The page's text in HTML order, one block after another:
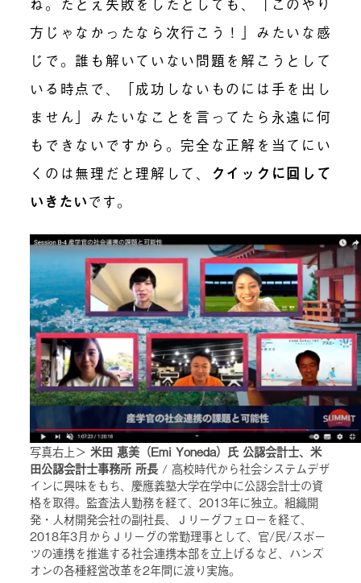
方じゃなかったなら次行こう！」みたいな感
じで。誰も解いていない問題を解こうとして
いる時点で、「成功しないものには手を出し
ません」みたいなことを言ってたら永遠に何
もできないですから。完全な正解を当てにい
くのは無理だと理解して、 クイックに回して
いきたいです。
写真右上＞米田 惠美（Emi Yoneda）氏 公認会計士、米
田公認会計士事務所 所長 / 高校時代から社会システムデザ
インに興味をもち、慶應義塾大学在学中に公認会計士の資
格を取得。監査法人勤務を経て、2013年に独立。組織開
発・人材開発会社の副社長、Ｊリーグフェローを経て、
2018年3月からＪリーグの常勤理事として、官/民/スポー
ツの連携を推進する社会連携本部を立上げるなど、ハンズ
オンの各種経営改革を2年間に渡り実施。